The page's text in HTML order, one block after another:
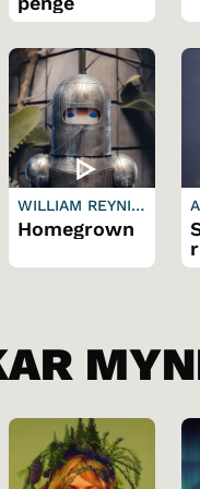
WILLIAM REYNIS
H
Homegrown
r